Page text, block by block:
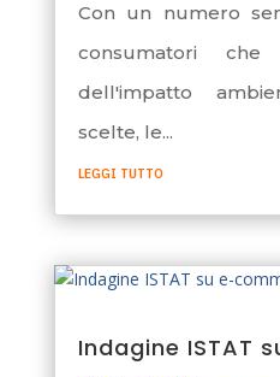
Con un numero
consumatori
dell'impatto
scelte, le...
leggi tutto
Indagine ISTAT